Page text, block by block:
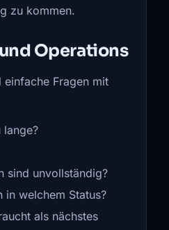
zu kommen.
Operations
Fragen mit
lange?
sind unvollständig?
in welchem Status?
als nächstes